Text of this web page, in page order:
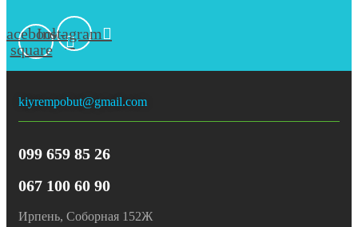
square
Instagram
kiyrempobut@gmail.com
099 659 85 26
067 100 60 90
Ирпень, Соборная 152Ж